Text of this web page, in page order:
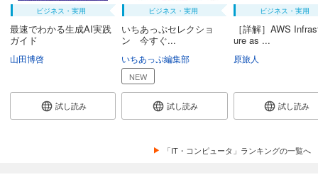
ビジネス・実用
最速でわかる生成AI実践
ガイド
山田博啓
試し読み
ビジネス・実用
いちあっぷセレクショ
ン 今すぐ...
いちあっぷ編集部
NEW
試し読み
ビジネス・実用
［詳解］AWS
ure as ...
原旅人
試し読み
「IT・コンピュータ」ランキングの一覧へ